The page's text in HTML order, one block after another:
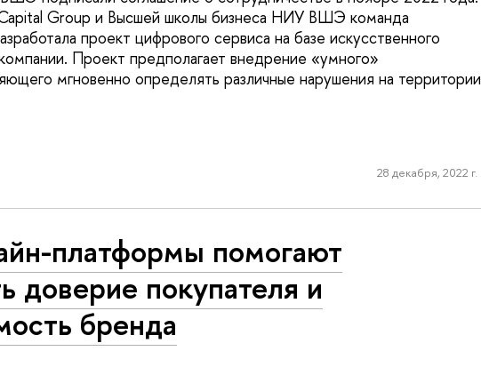
Group и Высшей школы бизнеса НИУ ВШЭ команда
проект цифрового сервиса на базе искусственного
Проект предполагает внедрение «умного»
мгновенно определять различные нарушения на территории
28 декабря, 2022 г.
платформы помогают
доверие покупателя и
бренда